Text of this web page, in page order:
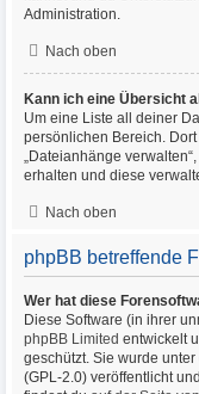
Administration.
Nach oben
Kann ich eine Übersicht
Um eine Liste all deiner
persönlichen Bereich.
„Dateianhänge
erhalten und diese
Nach oben
phpBB betreffende
Wer hat diese
Diese Software (in ihrer
phpBB Limited entwickelt
geschützt. Sie wurde
(GPL-2.0) veröffentlicht